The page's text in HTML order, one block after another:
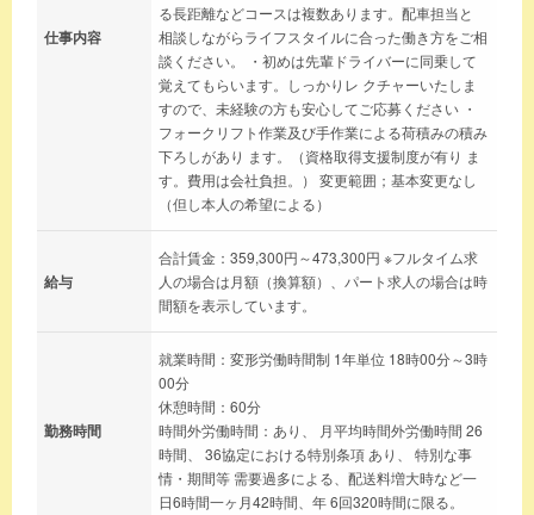
仕事内容
る長距離などコースは複数あります。配車担当と
相談しながらライフスタイルに合った働き方をご相
談ください。 ・初めは先輩ドライバーに同乗して
覚えてもらいます。しっかりレ クチャーいたしま
すので、未経験の方も安心してご応募ください ・
フォークリフト作業及び手作業による荷積みの積み
下ろしがあり ます。（資格取得支援制度が有り ま
す。費用は会社負担。） 変更範囲；基本変更なし
（但し本人の希望による）
給与
合計賃金：359,300円～473,300円 ※フルタイム求
人の場合は月額（換算額）、パート求人の場合は時
間額を表示しています。
勤務時間
就業時間：変形労働時間制 1年単位 18時00分～3時
00分
休憩時間：60分
時間外労働時間：あり、 月平均時間外労働時間 26
時間、 36協定における特別条項 あり、 特別な事
情・期間等 需要過多による、配送料増大時など一
日6時間一ヶ月42時間、年 6回320時間に限る。